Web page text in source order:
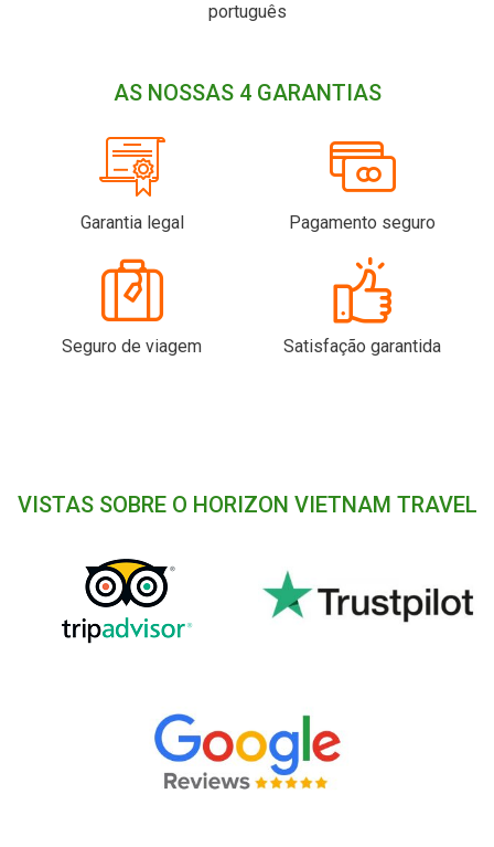
português
AS NOSSAS 4 GARANTIAS
Garantia legal Pagamento seguro
Seguro de viagem Satisfação garantida
VISTAS SOBRE O HORIZON VIETNAM TRAVEL